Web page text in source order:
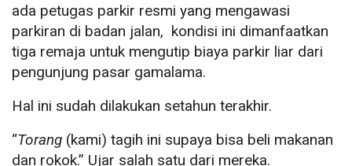
ada petugas parkir resmi yang mengawasi
parkiran di badan jalan, kondisi ini dimanfaatkan
tiga remaja untuk mengutip biaya parkir liar dari
pengunjung pasar gamalama.
Hal ini sudah dilakukan setahun terakhir.
“Torang (kami) tagih ini supaya bisa beli makanan
dan rokok.” Ujar salah satu dari mereka.